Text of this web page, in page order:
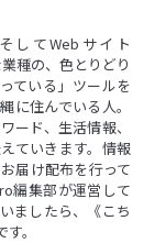
してWebサイト
種の、色とりどり
ている」ツールを
に住んでいる人。
ード、生活情報、
ていきます。情報
届け配布を行って
編集部が運営して
ましたら、
《こち
。